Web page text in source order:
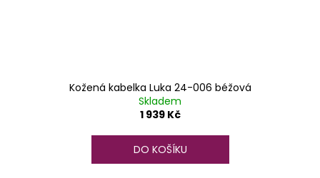
Kožená kabelka Luka 24-006 béžová
Skladem
1 939 Kč
DO KOŠÍKU